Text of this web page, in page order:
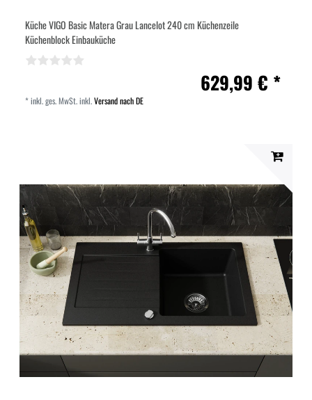
Küche VIGO Basic Matera Grau Lancelot 240 cm Küchenzeile
Küchenblock Einbauküche
629,99 € *
*inkl. ges. MwSt.inkl.Versand nach DE